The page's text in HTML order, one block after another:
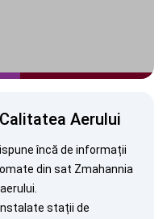
Aerului
încă de informații
din sat Zmahannia
stații de